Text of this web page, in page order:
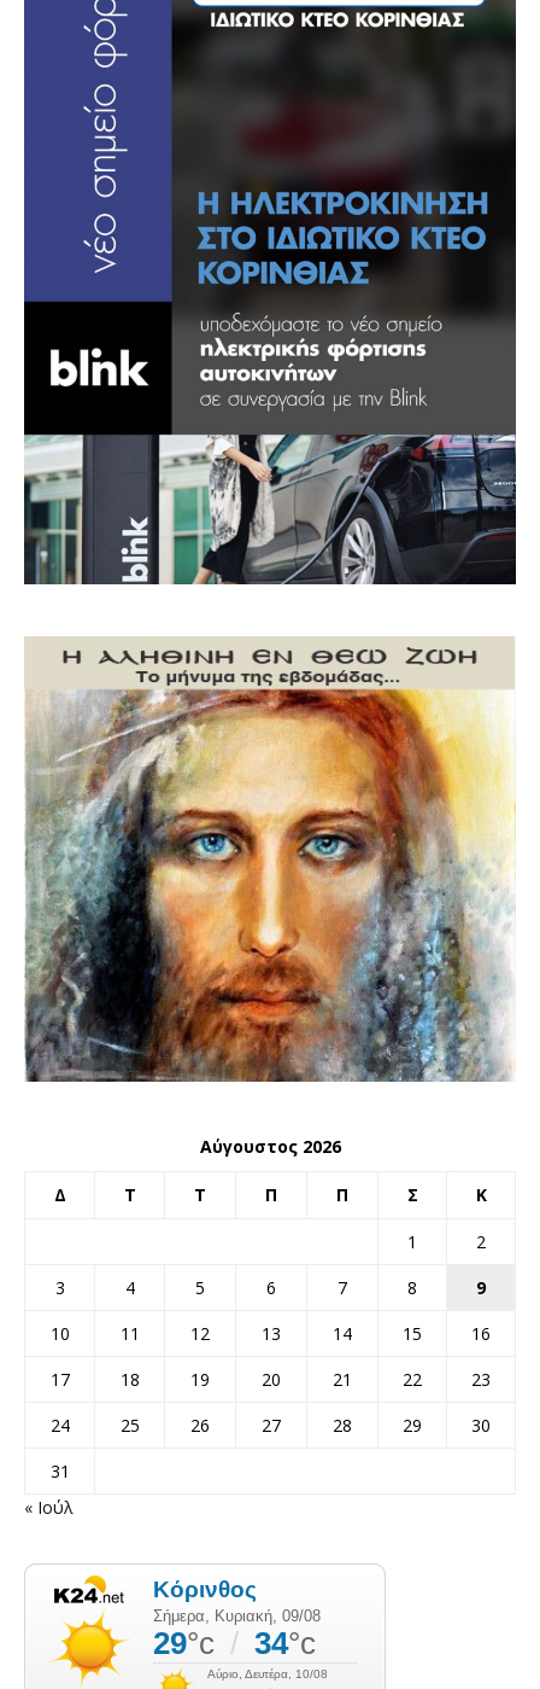
Αύγουστος 2026
Δ Τ Τ Π Π Σ Κ
1
2
3
4 5 6 7 8
9
10
11 12 13 14 15
16
17
18 19 20 21 22
23
24
25 26 27 28 29
30
31
« Ιούλ